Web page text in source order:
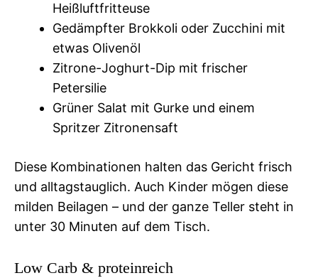
Heißluftfritteuse
Gedämpfter Brokkoli oder Zucchini mit
etwas Olivenöl
Zitrone-Joghurt-Dip mit frischer
Petersilie
Grüner Salat mit Gurke und einem
Spritzer Zitronensaft
Diese Kombinationen halten das Gericht frisch
und alltagstauglich. Auch Kinder mögen diese
milden Beilagen – und der ganze Teller steht in
unter 30 Minuten auf dem Tisch.
Low Carb & proteinreich